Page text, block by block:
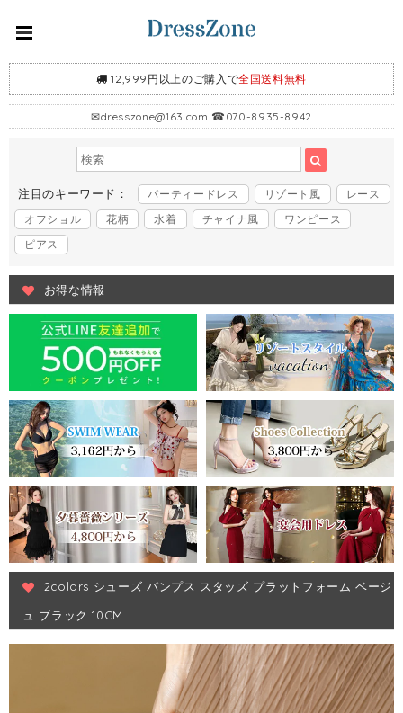
12,999円以上のご購入で全国送料無料
✉dresszone@163.com ☎070-8935-8942
注目のキーワード： パーティードレス リゾート風
レース
オフショル
花柄 水着 チャイナ風
ワンピース
ピアス
お得な情報
2colors シューズ パンプス スタッズ プラットフォーム ベージ
ュ ブラック 10CM